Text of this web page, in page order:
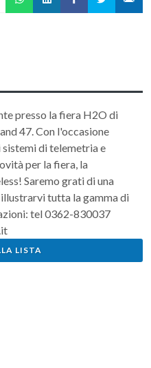
presso la fiera H2O di
47. Con l'occasione
di telemetria e
per la fiera, la
Saremo grati di una
tutta la gamma di
tel 0362-830037
LISTA